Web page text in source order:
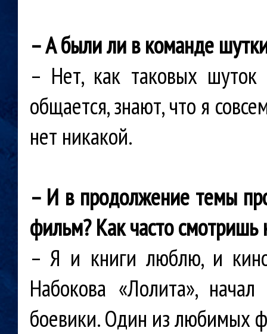
– А были ли в команде
– Нет, как таковых
общается, знают, что я
нет никакой.
– И в продолжение темы
фильм? Как часто
– Я и книги люблю, и
Набокова «Лолита»,
боевики. Один из любимых